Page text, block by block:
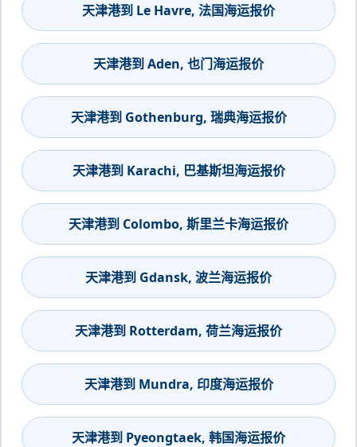
天津港到 Le Havre, 法国海运报价
天津港到 Aden, 也门海运报价
天津港到 Gothenburg, 瑞典海运报价
天津港到 Karachi, 巴基斯坦海运报价
天津港到 Colombo, 斯里兰卡海运报价
天津港到 Gdansk, 波兰海运报价
天津港到 Rotterdam, 荷兰海运报价
天津港到 Mundra, 印度海运报价
天津港到 Pyeongtaek, 韩国海运报价